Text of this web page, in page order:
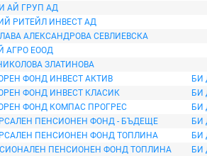
АЙ ГРУП АД
РИТЕЙЛ ИНВЕСТ АД
АЛЕКСАНДРОВА СЕВЛИЕВСКА
АГРО ЕООД
ЗЛАТИНОВА
ФОНД ИНВЕСТ АКТИВ
БИ
ФОНД ИНВЕСТ КЛАСИК
БИ
ФОНД КОМПАС ПРОГРЕС
БИ
ПЕНСИОНЕН ФОНД - БЪДЕЩЕ
БИ
ПЕНСИОНЕН ФОНД ТОПЛИНА
БИ
ПЕНСИОНЕН ФОНД ТОПЛИНА
БИ